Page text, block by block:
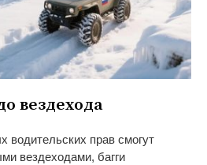
вездехода
водительских прав смогут
вездеходами, багги